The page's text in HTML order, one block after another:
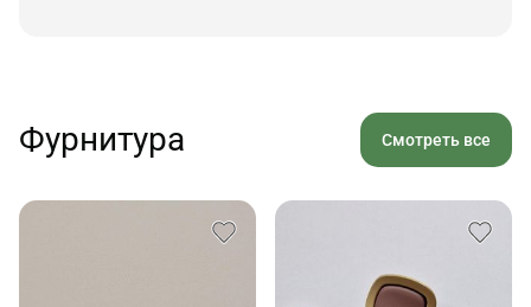
Фурнитура Смотреть все